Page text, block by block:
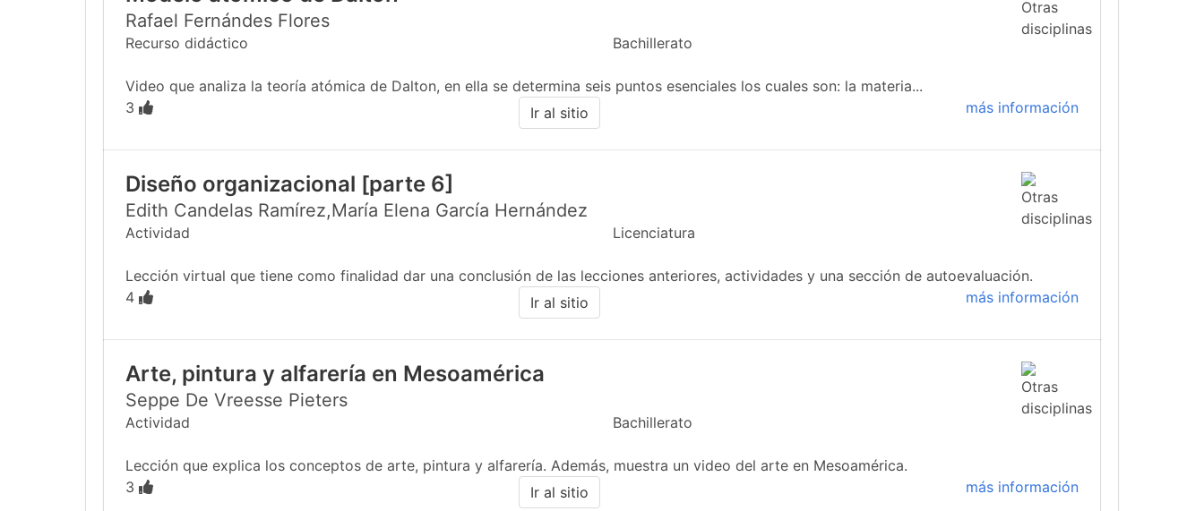
Rafael Fernándes Flores
Recurso didáctico Bachillerato
Video que analiza la teoría atómica de Dalton, en ella se determina seis puntos esenciales los cuales son: la materia...
3
más información
Ir al sitio
Diseño organizacional [parte 6]
Edith Candelas Ramírez,María Elena García Hernández
Actividad Licenciatura
Lección virtual que tiene como finalidad dar una conclusión de las lecciones anteriores, actividades y una sección de autoevaluación.
4
más información
Ir al sitio
Arte, pintura y alfarería en Mesoamérica
Seppe De Vreesse Pieters
Actividad Bachillerato
Lección que explica los conceptos de arte, pintura y alfarería. Además, muestra un video del arte en Mesoamérica.
3
más información
Ir al sitio